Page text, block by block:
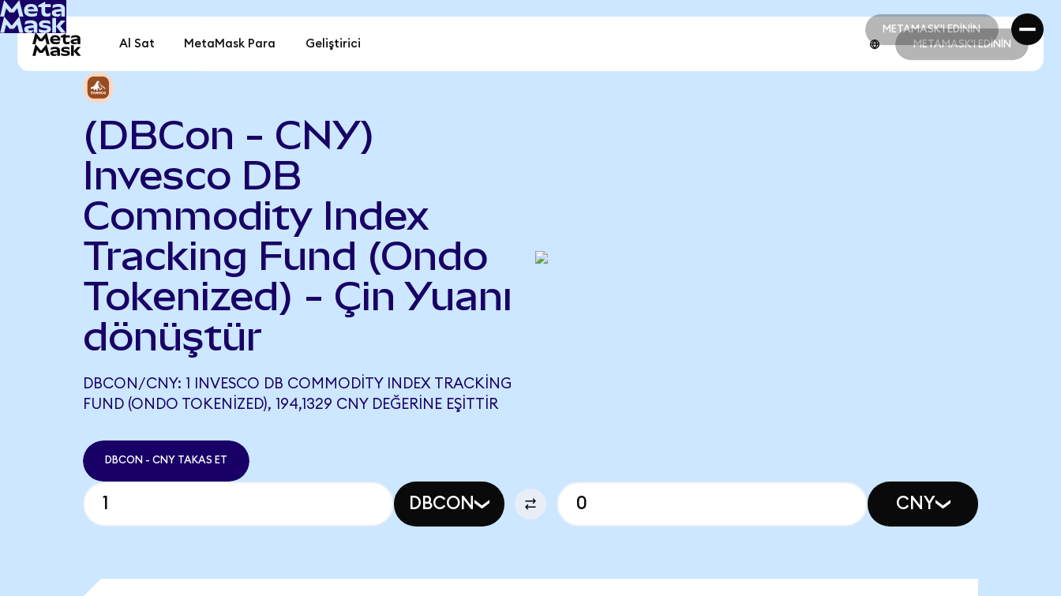
METAMASK'I EDİNİN
METAMASK'I EDİNİN
Al Sat MetaMask Para Geliştirici METAMASK'I EDİNİN
(DBCon - CNY)
Invesco DB
Commodity Index
Tracking Fund (Ondo
Tokenized) - Çin Yuanı
dönüştür
DBCON/CNY: 1 INVESCO DB COMMODITY INDEX TRACKING
FUND (ONDO TOKENIZED), 194,1329 CNY DEĞERINE EŞITTIR
DBCON - CNY TAKAS ET
DBCON CNY